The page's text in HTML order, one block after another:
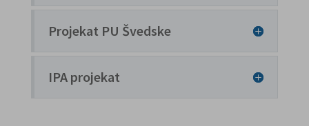
Projekat PU Švedske
IPA projekat